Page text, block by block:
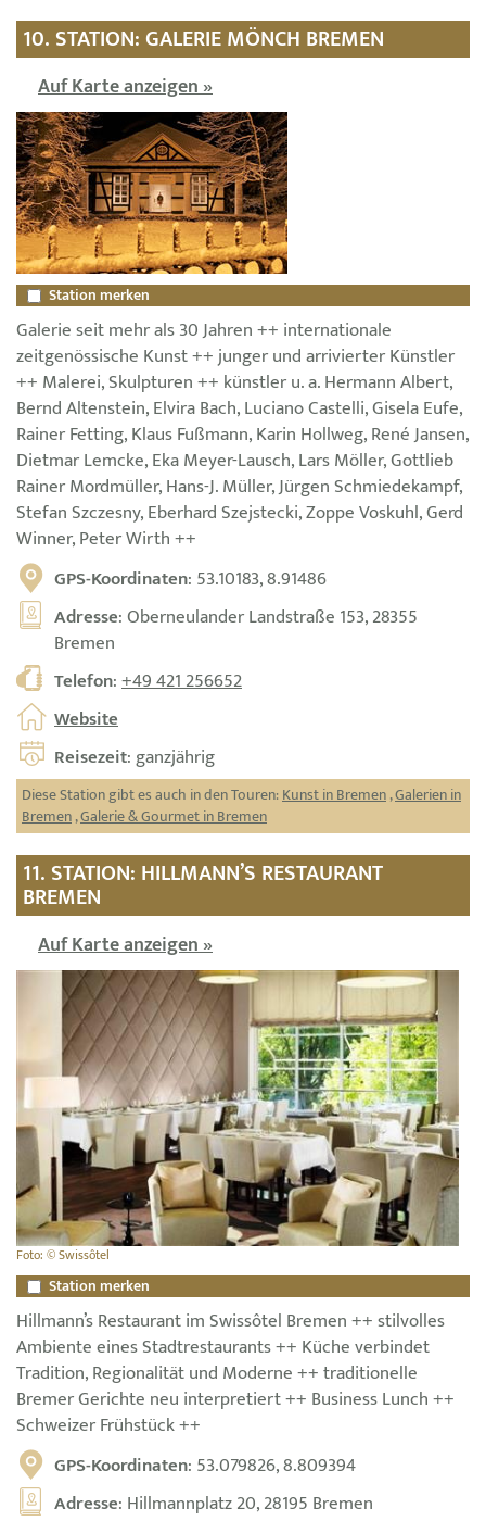
10. STATION: GALERIE MÖNCH BREMEN
Auf Karte anzeigen »
Station merken
Galerie seit mehr als 30 Jahren ++ internationale
zeitgenössische Kunst ++ junger und arrivierter Künstler
++ Malerei, Skulpturen ++ künstler u. a. Hermann Albert,
Bernd Altenstein, Elvira Bach, Luciano Castelli, Gisela Eufe,
Rainer Fetting, Klaus Fußmann, Karin Hollweg, René Jansen,
Dietmar Lemcke, Eka Meyer-Lausch, Lars Möller, Gottlieb
Rainer Mordmüller, Hans-J. Müller, Jürgen Schmiedekampf,
Stefan Szczesny, Eberhard Szejstecki, Zoppe Voskuhl, Gerd
Winner, Peter Wirth ++
GPS-Koordinaten: 53.10183, 8.91486
Adresse: Oberneulander Landstraße 153, 28355
Bremen
Telefon:+49 421 256652
Website
Reisezeit: ganzjährig
Diese Station gibt es auch in den Touren:Kunst in Bremen,Galerien in
Bremen,Galerie & Gourmet in Bremen
11. STATION: HILLMANN’S RESTAURANT
BREMEN
Auf Karte anzeigen »
Foto: © Swissôtel
Station merken
Hillmann’s Restaurant im Swissôtel Bremen ++ stilvolles
Ambiente eines Stadtrestaurants ++ Küche verbindet
Tradition, Regionalität und Moderne ++ traditionelle
Bremer Gerichte neu interpretiert ++ Business Lunch ++
Schweizer Frühstück ++
GPS-Koordinaten: 53.079826, 8.809394
Adresse: Hillmannplatz 20, 28195 Bremen